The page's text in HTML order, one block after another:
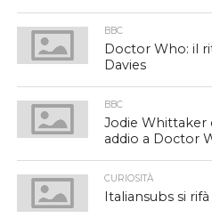
BBC
Doctor Who: il
Davies
BBC
Jodie Whittaker
addio a Doctor
CURIOSITÀ
Italiansubs si